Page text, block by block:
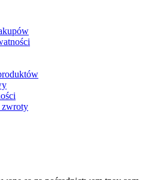
zwroty